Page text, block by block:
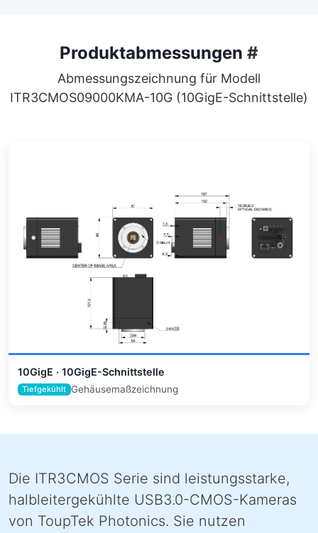
Produktabmessungen #
Abmessungszeichnung für Modell
ITR3CMOS09000KMA-10G (10GigE-Schnittstelle)
10GigE · 10GigE-Schnittstelle
Tiefgekühlt Gehäusemaßzeichnung
Die ITR3CMOS Serie sind leistungsstarke,
halbleitergekühlte USB3.0-CMOS-Kameras
von ToupTek Photonics. Sie nutzen